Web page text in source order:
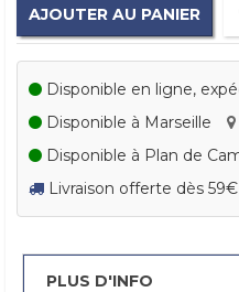
AJOUTER AU PANIER
Disponible en ligne,
Disponible à Marseille
Disponible à Plan de
Livraison offerte dès
PLUS D'INFO